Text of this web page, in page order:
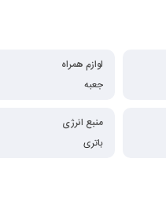
لوازم همراه
جعبه
منبع انرژی
باتری